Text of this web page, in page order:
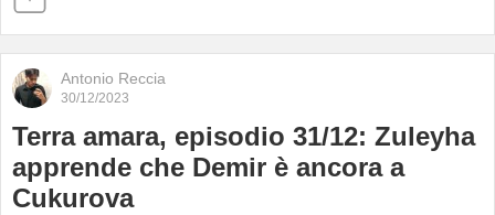
Antonio Reccia
30/12/2023
Terra amara, episodio 31/12: Zuleyha
apprende che Demir è ancora a
Cukurova